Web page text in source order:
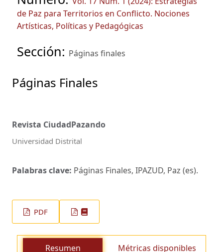
de Paz para Territorios en Conflicto. Nociones
Artísticas, Políticas y Pedagógicas
Sección: Páginas finales
Páginas Finales
Revista CiudadPazando
Universidad Distrital
Palabras clave: Páginas Finales, IPAZUD, Paz (es).
PDF
Resumen Métricas disponibles